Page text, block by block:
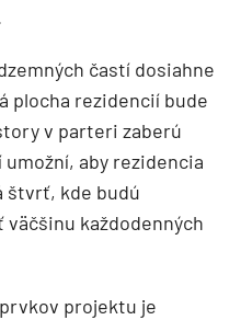
častí dosiahne
plocha rezidencií bude
v parteri zaberú
umožní, aby rezidencia
štvrť, kde budú
každodenných
projektu je